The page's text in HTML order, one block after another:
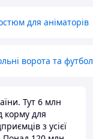
для аніматорів
ворота та
Тут 6 млн
корму для
з усієї